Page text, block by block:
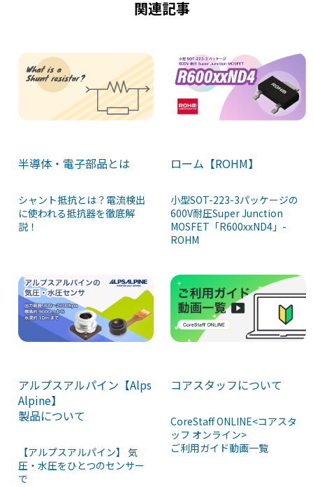
関連記事
半導体・電子部品とは
シャント抵抗とは？電流検出
に使われる抵抗器を徹底解
説！
ローム【ROHM】
小型SOT-223-3パッケージの
600V耐圧Super Junction
MOSFET「R600xxND4」-
ROHM
アルプスアルパイン【Alps
Alpine】
製品について
【アルプスアルパイン】 気
圧・水圧をひとつのセンサー
で
コアスタッフについて
CoreStaff ONLINE<コアスタ
ッフ オンライン>
ご利用ガイド動画一覧